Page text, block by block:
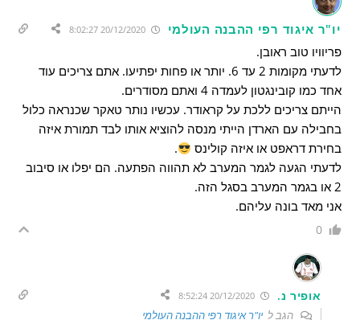
יו"ר איגוד רפי ההבנה העולמי 20/12/2020 8:02:27
פריוויו טוב ראובן.
לדעתי מקומות 2 עד 6. יותר או פחות יפתיעו. אתם צריכים עוד
אחד כמו קובינגטון לעמדה 4 ואתם מסודרים.
הייתם צריכים ללכת על קראודר. עכשיו נותר טאקר שכנראה כלול
בחבילה עם הארדן הייתי מנסה להוציא אותו לבד תמורת איזה
בחירת דראפט או איזה קולינס
.
לדעתי הגעה לגמר המערב לא תהווה הפתעה. הם יפלו או סיבוב
2 או בגמר המערב בסגל הזה.
אני מאד בונה עליהם.
0
אופיר נ. 20/12/2020 8:52:24
הגב ליו"ר איגוד רפי ההבנה העולמי